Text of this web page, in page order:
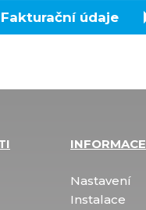
Fakturační údaje
INFORMACE
Nastavení
Instalace